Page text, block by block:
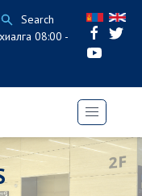
Search
08:00 -